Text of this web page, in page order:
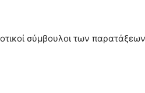
σύμβουλοι των